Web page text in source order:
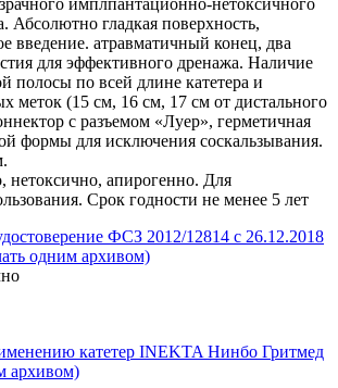
Абсолютно гладкая поверхность,
введение. атравматичный конец, два
для эффективного дренажа. Наличие
полосы по всей длине катетера и
меток (15 см, 16 см, 17 см от дистального
с разъемом «Луер», герметичная
формы для исключения соскальзывания.
нетоксично, апирогенно. Для
Срок годности не менее 5 лет
ФСЗ 2012/12814 с 26.12.2018
одним архивом)
катетер INEKTA Нинбо Гритмед
архивом)